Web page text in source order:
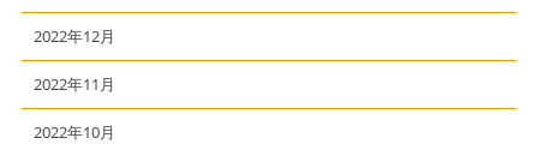
2022年12月
2022年11月
2022年10月